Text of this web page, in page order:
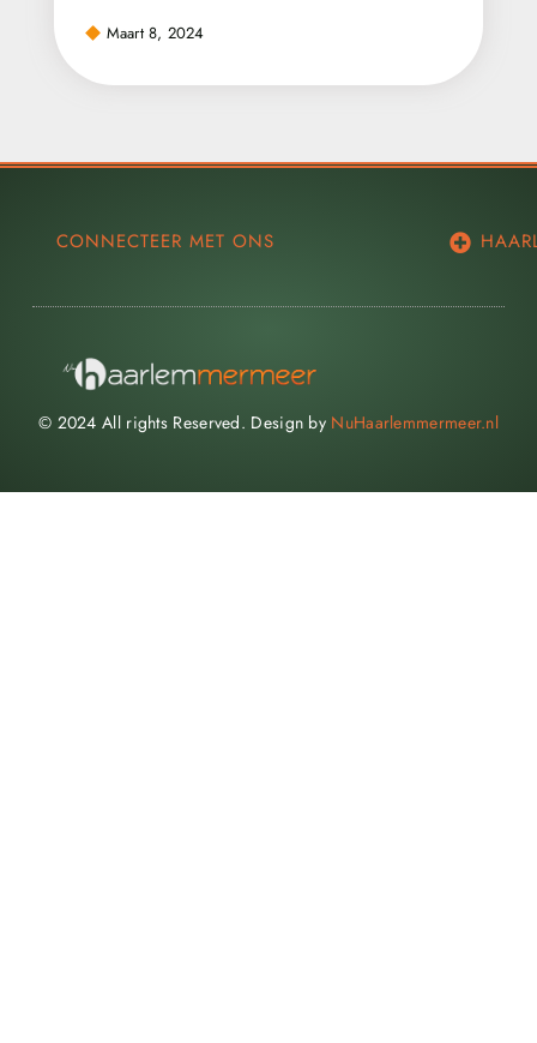
Maart 8, 2024
CONNECTEER MET ONS
© 2024 All rights Reserved. Design by NuHaarlemmermeer.nl